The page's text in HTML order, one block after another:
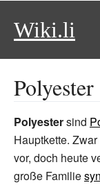
Wiki.li
Polyester
Polyestersind
Hauptkette.
vor, doch heute
große Familie